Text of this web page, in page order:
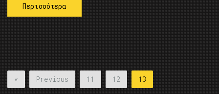
Περισσότερα
« Previous 11 12 13